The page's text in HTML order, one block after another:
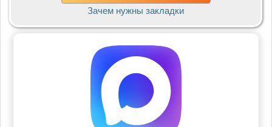
Зачем нужны закладки